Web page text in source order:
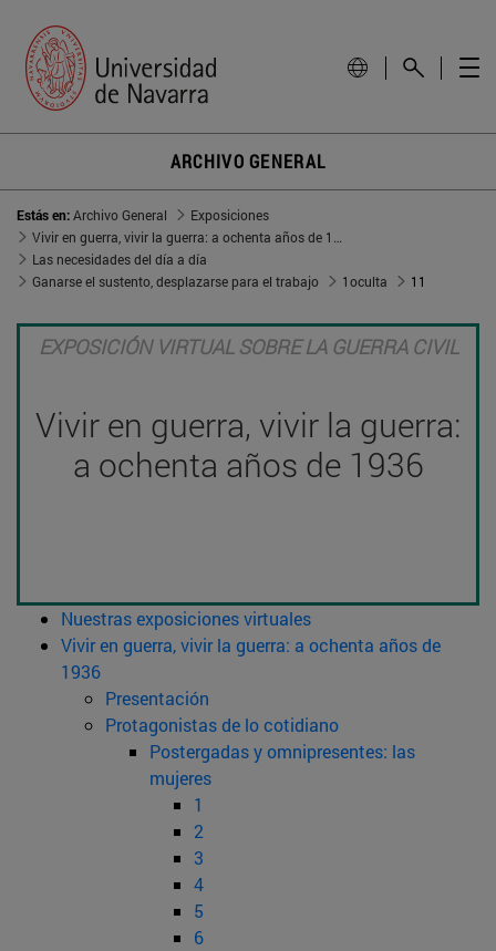
ARCHIVO GENERAL
Estás en:Archivo General
Exposiciones
Las necesidades del día a día
Ganarse el sustento, desplazarse para el trabajo
1oculta 11
EXPOSICIÓN VIRTUAL SOBRE LA GUERRA CIVIL
Vivir en guerra, vivir la guerra:
a ochenta años de 1936
Nuestras exposiciones virtuales
Vivir en guerra, vivir la guerra: a ochenta años de
1936
Presentación
Protagonistas de lo cotidiano
Postergadas y omnipresentes: las
mujeres
1
2
3
4
5
6